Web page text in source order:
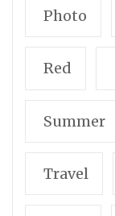
Photo
Red
Summer
Travel